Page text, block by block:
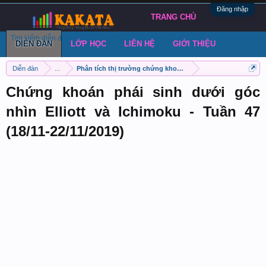
Đăng nhập
Diễn đàn Phân tích thị trường chứng khoán phái sinh VN30
Chứng khoán phái sinh dưới góc
nhìn Elliott và Ichimoku - Tuần 47
(18/11-22/11/2019)
TRANG CHỦ
DIỄN ĐÀN
Tìm kiếm diễn đàn Bài viết gần đây Đăng chủ đề
LỚP HỌC LIÊN HỆ GIỚI THIỆU